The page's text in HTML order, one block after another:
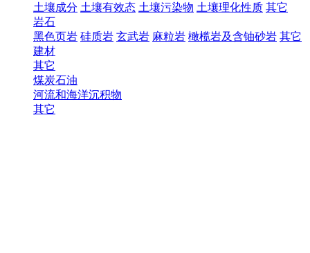
土壤成分 土壤有效态 土壤污染物 土壤理化性质 其它
岩石
黑色页岩 硅质岩 玄武岩 麻粒岩 橄榄岩及含铀砂岩 其它
建材
其它
煤炭石油
河流和海洋沉积物
其它